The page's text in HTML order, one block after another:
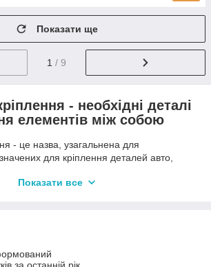
Показати ще
1 / 9
- необхідні деталі
елементів між собою
- це назва, узагальнена для
для кріплення деталей авто,
можна за різними параметрами,
досить складно, так як один і
Показати все